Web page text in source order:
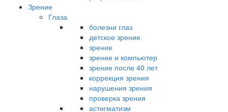
Зрение
Глаза
болезни глаз
детское зрение
зрение
зрение и компьютер
зрение после 40 лет
коррекция зрения
нарушения зрения
проверка зрения
астигматизм